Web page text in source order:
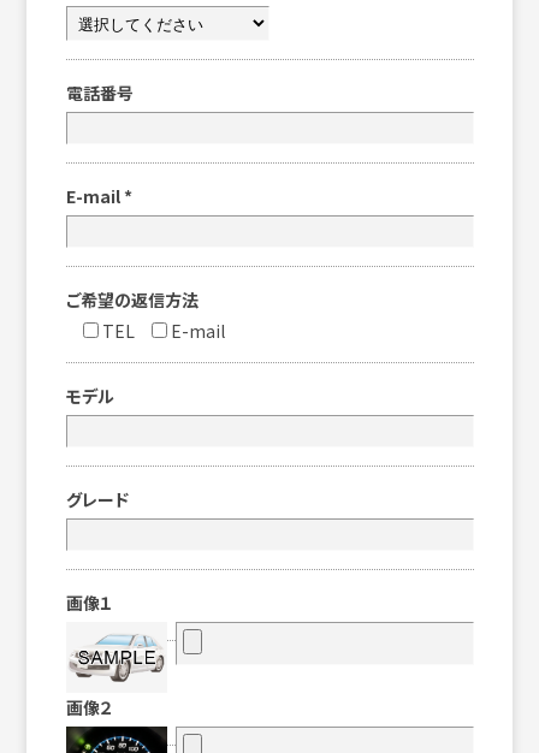
電話番号
E-mail *
ご希望の返信方法
TEL
E-mail
モデル
グレード
画像１
画像２